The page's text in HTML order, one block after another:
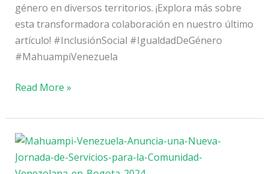
género en diversos territorios. ¡Explora más sobre
esta transformadora colaboración en nuestro último
artículo! #InclusiónSocial #IgualdadDeGénero
#MahuampiVenezuela
Read More »
Mahuampi
Venezuela